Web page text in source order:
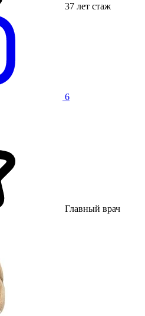
37 лет стаж
6
Главный врач